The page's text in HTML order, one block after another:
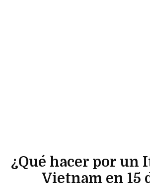
¿Qué hacer por un
Vietnam en 15